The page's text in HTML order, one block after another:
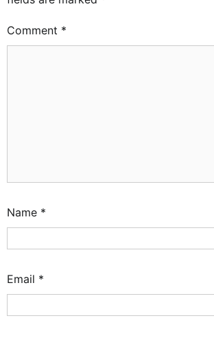
Comment *
Name *
Email *